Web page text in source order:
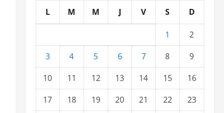
L M M J V S D
1
2
3
4 5 6 7 8
9
10
11 12 13 14 15
16
17
18 19 20 21 22
23